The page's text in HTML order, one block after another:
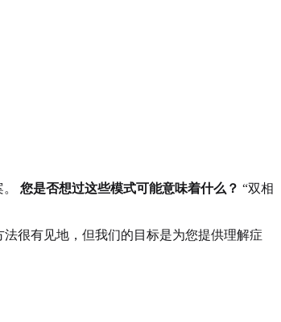
您是否想过这些模式可能意味着什么？ “双相
很有见地，但我们的目标是为您提供理解症